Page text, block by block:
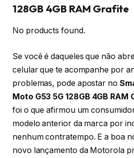
128GB 4GB RAM Grafite
No products found.
Se você é daqueles que não
celular que te acompanhe por
problemas, pode apostar no
Moto G53 5G 128GB 4GB RAM
foi o que afirmou um
modelo anterior da marca por
nenhum contratempo. E a boa
novo lançamento da Motorola